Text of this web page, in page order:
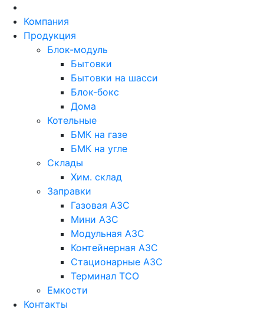
Skip
content
Компания
Продукция
Блок-модуль
Бытовки
Бытовки на шасси
Блок-бокс
Дома
Котельные
БМК на газе
БМК на угле
Склады
Хим. склад
Заправки
Газовая АЗС
Мини АЗС
Модульная АЗС
Контейнерная АЗС
Стационарные АЗС
Терминал ТСО
Емкости
Контакты